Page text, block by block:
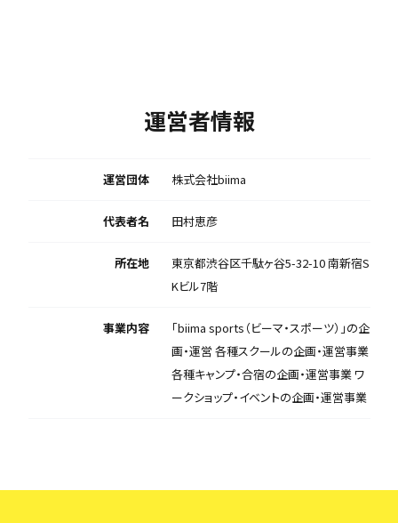
運営者情報
運営団体 株式会社biima
代表者名 田村恵彦
所在地
東京都渋谷区千駄ヶ谷5-32-10 南新宿S
Kビル7階
事業内容
「biima sports（ビーマ・スポーツ）」の企
画・運営 各種スクールの企画・運営事業
各種キャンプ・合宿の企画・運営事業 ワ
ークショップ・イベントの企画・運営事業